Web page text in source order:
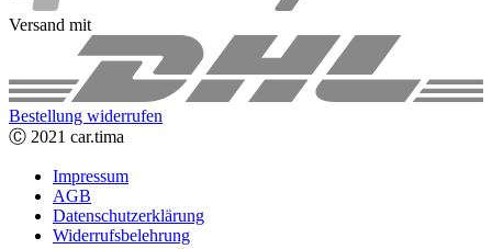
Versand mit
Bestellung widerrufen
Ⓒ 2021 car.tima
Impressum
AGB
Datenschutzerklärung
Widerrufsbelehrung